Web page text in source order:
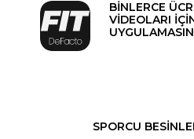
BİNLERCE
VİDEOLARI
SPORCU